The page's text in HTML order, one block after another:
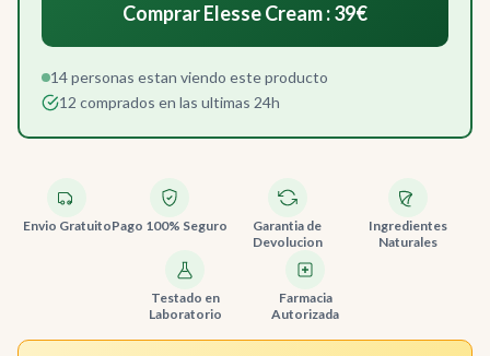
Comprar Elesse Cream : 39€
14 personas estan viendo este producto
12 comprados en las ultimas 24h
Envio GratuitoPago 100% Seguro
Garantia de
Devolucion
Ingredientes
Naturales
Testado en
Laboratorio
Farmacia
Autorizada